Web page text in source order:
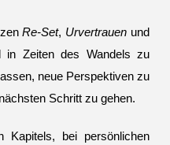
Re-Set, Urvertrauen und
Zeiten des Wandels zu
neue Perspektiven zu
Schritt zu gehen.
bei persönlichen